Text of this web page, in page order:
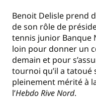
Benoit Delisle prend
de son rôle de
tennis junior Banque
loin pour donner un
demain et pour
tournoi qu’il a
pleinement mérité à
l’Hebdo Rive Nord.